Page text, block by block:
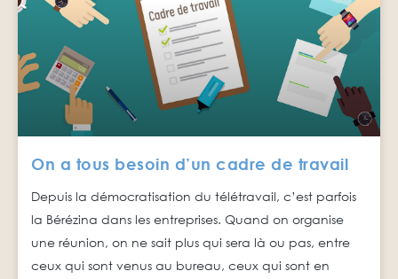
On a tous besoin d’un cadre de travail
Depuis la démocratisation du télétravail, c’est parfois
la Bérézina dans les entreprises. Quand on organise
une réunion, on ne sait plus qui sera là ou pas, entre
ceux qui sont venus au bureau, ceux qui sont en